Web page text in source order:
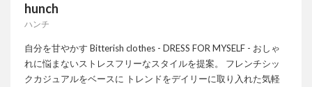
hunch
ハンチ
自分を甘やかす Bitterish clothes - DRESS FOR MYSELF - おしゃ
れに悩まないストレスフリーなスタイルを提案。 フレンチシッ
クカジュアルをベースに トレンドをデイリーに取り入れた気軽